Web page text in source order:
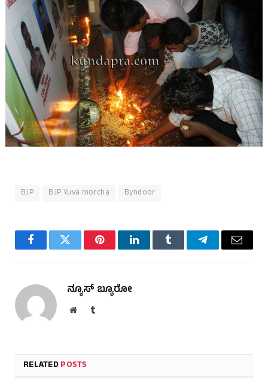
BJP BJP Yuva morcha Byndoor
FacebookTwitter PinterestLinkedInTumblr TelegramEmail
ನ್ಯೂಸ್ ಬ್ಯೂರೋ
WebsiteTumblr
RELATEDPOSTS